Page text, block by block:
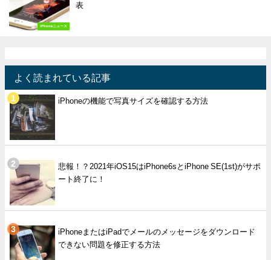
iPhoneニュース
表
よく読まれている記事
iPhoneの機能で写真サイズを確認する方法
悲報！？2021年iOS15はiPhone6sとiPhone SE(1st)がサポ
ート終了に！
iPhoneまたはiPadでメールのメッセージをダウンロード
できない問題を修正する方法